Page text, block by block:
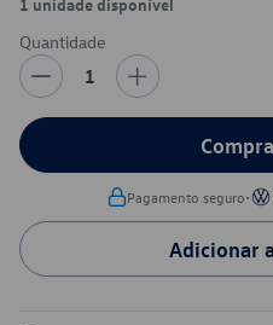
Quantidade
1
Pagamento seguro•
Adicionar